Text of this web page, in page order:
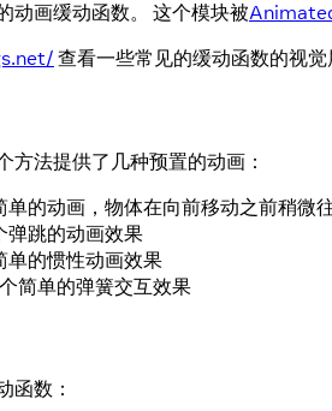
动画缓动函数。 这个模块被
查看一些常见的缓动函数的视
方法提供了几种预置的动画：
单的动画，物体在向前移动之前稍微
弹跳的动画效果
单的惯性动画效果
简单的弹簧交互效果
函数：